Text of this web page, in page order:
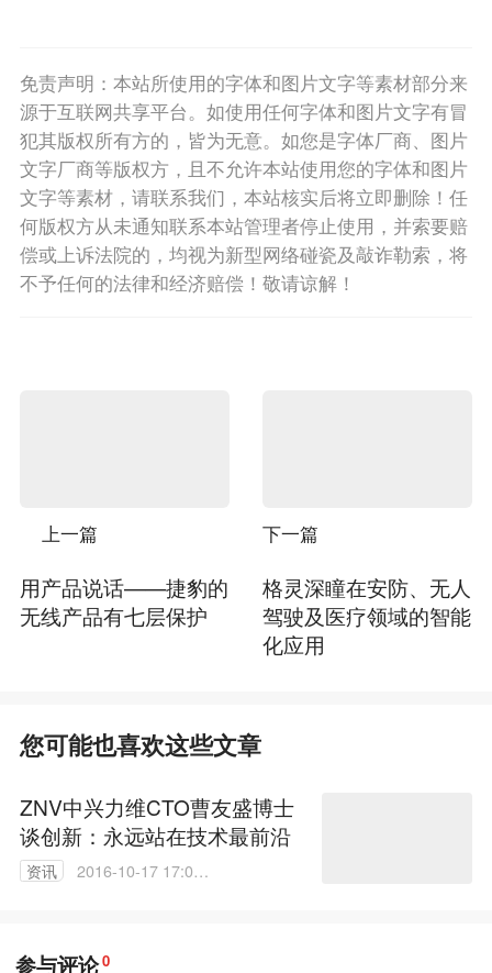
免责声明：本站所使用的字体和图片文字等素材部分来
源于互联网共享平台。如使用任何字体和图片文字有冒
犯其版权所有方的，皆为无意。如您是字体厂商、图片
文字厂商等版权方，且不允许本站使用您的字体和图片
文字等素材，请联系我们，本站核实后将立即删除！任
何版权方从未通知联系本站管理者停止使用，并索要赔
偿或上诉法院的，均视为新型网络碰瓷及敲诈勒索，将
不予任何的法律和经济赔偿！敬请谅解！
上一篇
用产品说话——捷豹的
无线产品有七层保护
下一篇
格灵深瞳在安防、无人
驾驶及医疗领域的智能
化应用
您可能也喜欢这些文章
ZNV中兴力维CTO曹友盛博士
谈创新：永远站在技术最前沿
资讯
2016-10-17 17:01:
参与评论0